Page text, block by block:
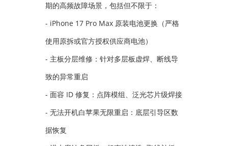
期的高频故障场景，包括但不限于：
- iPhone 17 Pro Max 原装电池更换（严格
使用原拆或官方授权供应商电池）
- 主板分层维修：针对多层板虚焊、断线导
致的异常重启
- 面容 ID 修复：点阵模组、泛光芯片级焊接
- 无法开机白苹果无限重启：底层引导区数
据恢复